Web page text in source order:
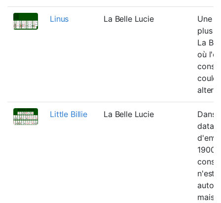
Linus La Belle Lucie
Une
plus
La
où
Little Billie La Belle Lucie
Dans
datant
1900,
n'est
mais